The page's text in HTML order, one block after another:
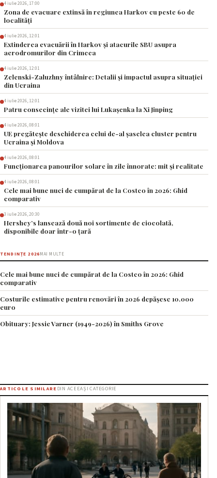
4 iulie 2026, 17:00
Zona de evacuare extinsă în regiunea Harkov cu peste 60 de
localități
4 iulie 2026, 12:01
Extinderea evacuării în Harkov și atacurile SBU asupra
aerodromurilor din Crimeea
4 iulie 2026, 12:01
Zelenski-Zaluzhny întâlnire: Detalii și impactul asupra situației
din Ucraina
4 iulie 2026, 12:01
Patru consecințe ale vizitei lui Lukașenka la Xi Jinping
4 iulie 2026, 08:01
UE pregătește deschiderea celui de-al șaselea cluster pentru
Ucraina și Moldova
4 iulie 2026, 08:01
Funcționarea panourilor solare în zile înnorate: mit și realitate
4 iulie 2026, 08:01
Cele mai bune nuci de cumpărat de la Costco în 2026: Ghid
comparativ
3 iulie 2026, 20:30
Hershey’s lansează două noi sortimente de ciocolată,
disponibile doar într-o țară
TENDINȚE 2026MAI MULTE
Cele mai bune nuci de cumpărat de la Costco în 2026: Ghid
comparativ
Costurile estimative pentru renovări în 2026 depășesc 10.000
euro
Obituary: Jessie Varner (1949-2026) în Smiths Grove
ARTICOLE SIMILARE DIN ACEEAȘI CATEGORIE